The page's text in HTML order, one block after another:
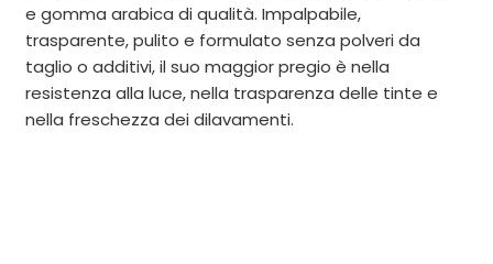
e gomma arabica di qualità. Impalpabile,
trasparente, pulito e formulato senza polveri da
taglio o additivi, il suo maggior pregio è nella
resistenza alla luce, nella trasparenza delle tinte e
nella freschezza dei dilavamenti.